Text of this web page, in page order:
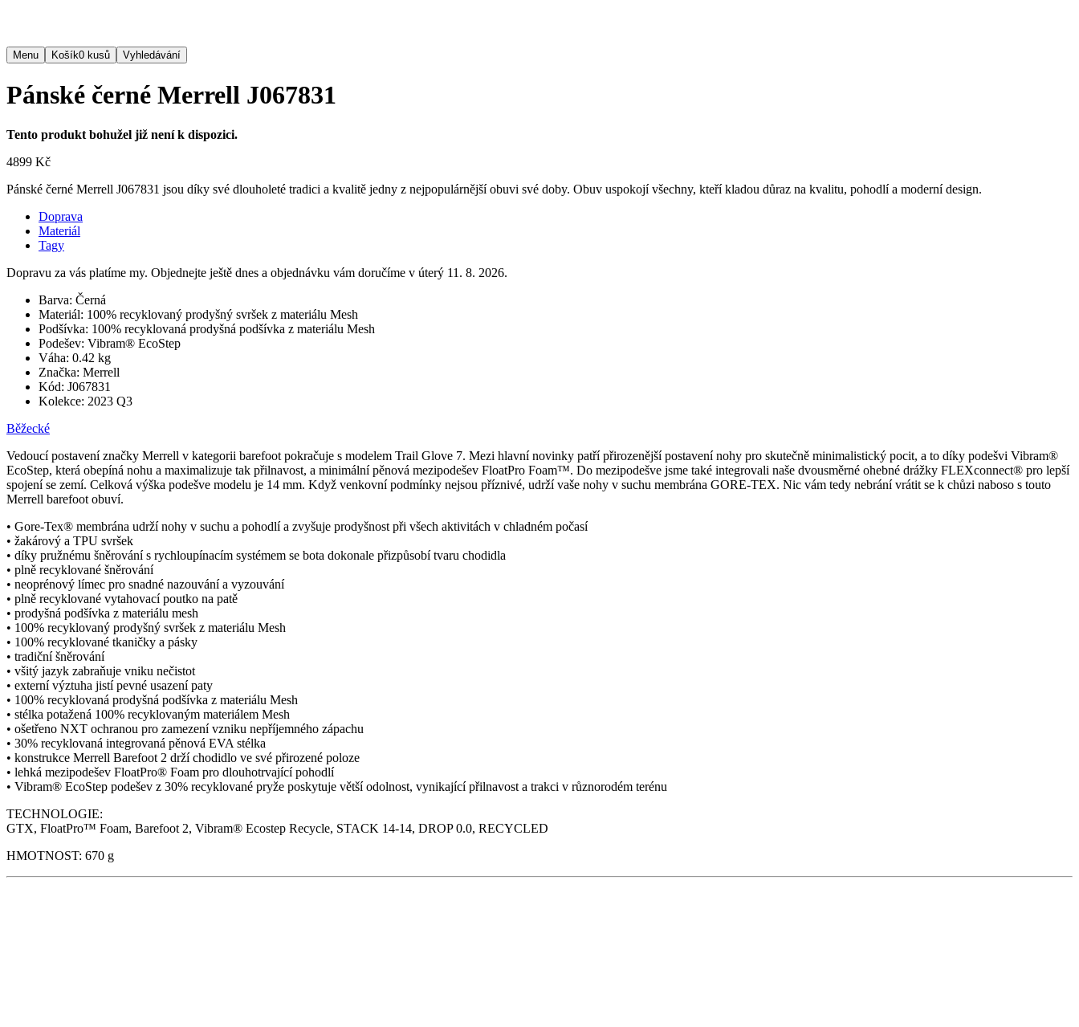
Menu Košík0 kusů Vyhledávání
Pánské černé Merrell J067831
Tento produkt bohužel již není k dispozici.
4899 Kč
Pánské černé Merrell J067831 jsou díky své dlouholeté tradici a kvalitě jedny z nejpopulárnější obuvi své doby. Obuv uspokojí všechny, kteří kladou důraz na kvalitu, pohodlí a moderní design.
Doprava
Materiál
Tagy
Dopravu za vás platíme my. Objednejte ještě dnes a objednávku vám doručíme v úterý 11. 8. 2026.
Barva: Černá
Materiál: 100% recyklovaný prodyšný svršek z materiálu Mesh
Podšívka: 100% recyklovaná prodyšná podšívka z materiálu Mesh
Podešev: Vibram® EcoStep
Váha: 0.42 kg
Značka: Merrell
Kód: J067831
Kolekce: 2023 Q3
Běžecké
Vedoucí postavení značky Merrell v kategorii barefoot pokračuje s modelem Trail Glove 7. Mezi hlavní novinky patří přirozenější postavení nohy pro skutečně minimalistický pocit, a to díky podešvi Vibram®
EcoStep, která obepíná nohu a maximalizuje tak přilnavost, a minimální pěnová mezipodešev FloatPro Foam™. Do mezipodešve jsme také integrovali naše dvousměrné ohebné drážky FLEXconnect® pro lepší
spojení se zemí. Celková výška podešve modelu je 14 mm. Když venkovní podmínky nejsou příznivé, udrží vaše nohy v suchu membrána GORE-TEX. Nic vám tedy nebrání vrátit se k chůzi naboso s touto
Merrell barefoot obuví.
• Gore-Tex® membrána udrží nohy v suchu a pohodlí a zvyšuje prodyšnost při všech aktivitách v chladném počasí
• žakárový a TPU svršek
• díky pružnému šněrování s rychloupínacím systémem se bota dokonale přizpůsobí tvaru chodidla
• plně recyklované šněrování
• neoprénový límec pro snadné nazouvání a vyzouvání
• plně recyklované vytahovací poutko na patě
• prodyšná podšívka z materiálu mesh
• 100% recyklovaný prodyšný svršek z materiálu Mesh
• 100% recyklované tkaničky a pásky
• tradiční šněrování
• všitý jazyk zabraňuje vniku nečistot
• externí výztuha jistí pevné usazení paty
• 100% recyklovaná prodyšná podšívka z materiálu Mesh
• stélka potažená 100% recyklovaným materiálem Mesh
• ošetřeno NXT ochranou pro zamezení vzniku nepříjemného zápachu
• 30% recyklovaná integrovaná pěnová EVA stélka
• konstrukce Merrell Barefoot 2 drží chodidlo ve své přirozené poloze
• lehká mezipodešev FloatPro® Foam pro dlouhotrvající pohodlí
• Vibram® EcoStep podešev z 30% recyklované pryže poskytuje větší odolnost, vynikající přilnavost a trakci v různorodém terénu
TECHNOLOGIE:
GTX, FloatPro™ Foam, Barefoot 2, Vibram® Ecostep Recycle, STACK 14-14, DROP 0.0, RECYCLED
HMOTNOST: 670 g